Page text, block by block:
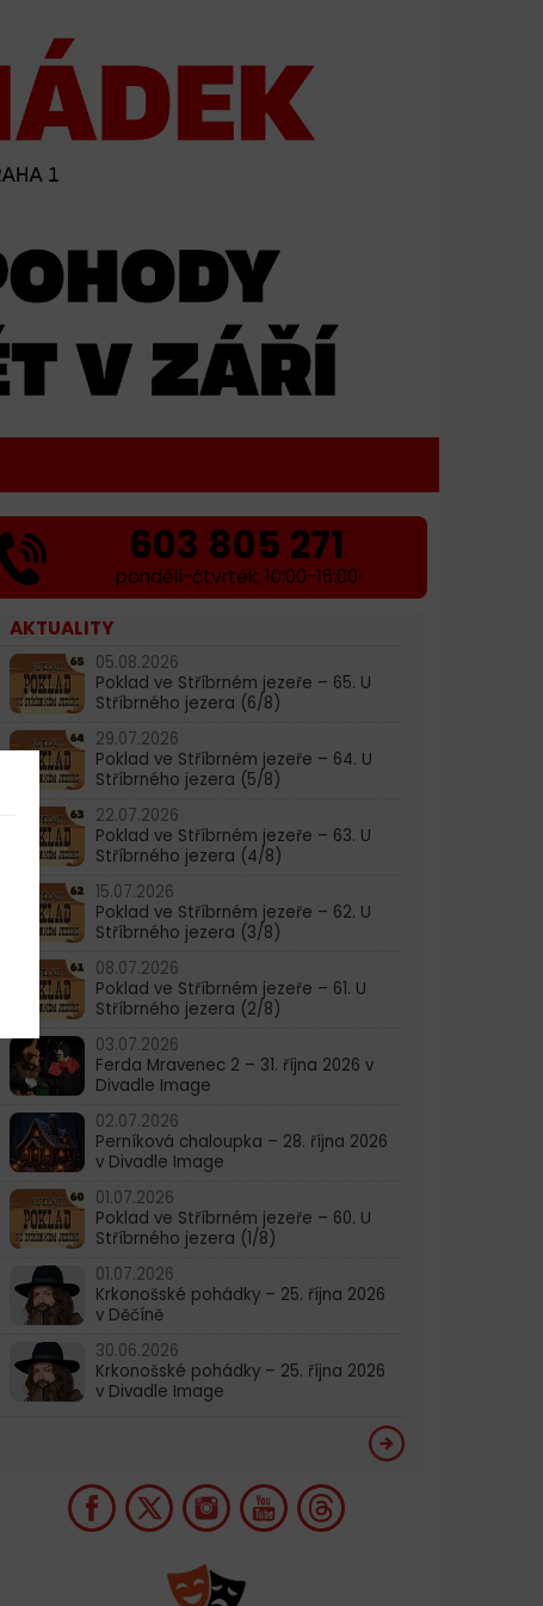
603 805 271
pondělí-čtvrtek: 10:00-16:00
AKTUALITY
05.08.2026
Poklad ve Stříbrném jezeře – 65. U
Stříbrného jezera (6/8)
29.07.2026
Poklad ve Stříbrném jezeře – 64. U
Stříbrného jezera (5/8)
22.07.2026
Poklad ve Stříbrném jezeře – 63. U
Stříbrného jezera (4/8)
15.07.2026
Poklad ve Stříbrném jezeře – 62. U
Stříbrného jezera (3/8)
08.07.2026
Poklad ve Stříbrném jezeře – 61. U
Stříbrného jezera (2/8)
03.07.2026
Ferda Mravenec 2 – 31. října 2026 v
Divadle Image
02.07.2026
Perníková chaloupka – 28. října 2026
v Divadle Image
01.07.2026
Poklad ve Stříbrném jezeře – 60. U
Stříbrného jezera (1/8)
01.07.2026
Krkonošské pohádky – 25. října 2026
v Děčíně
30.06.2026
Krkonošské pohádky – 25. října 2026
v Divadle Image